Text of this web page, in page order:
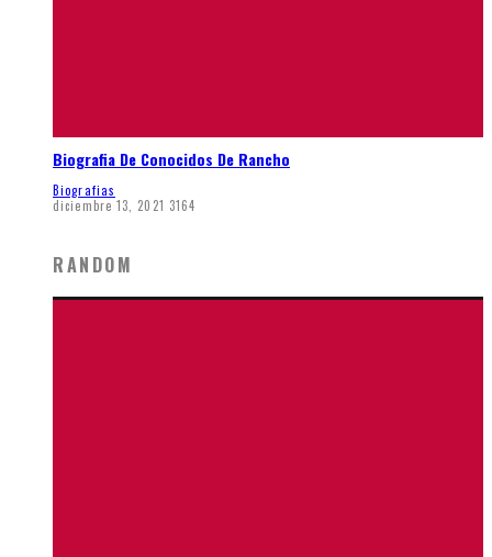
Biografia De Conocidos De Rancho
Biografias
diciembre 13, 2021 3164
RANDOM